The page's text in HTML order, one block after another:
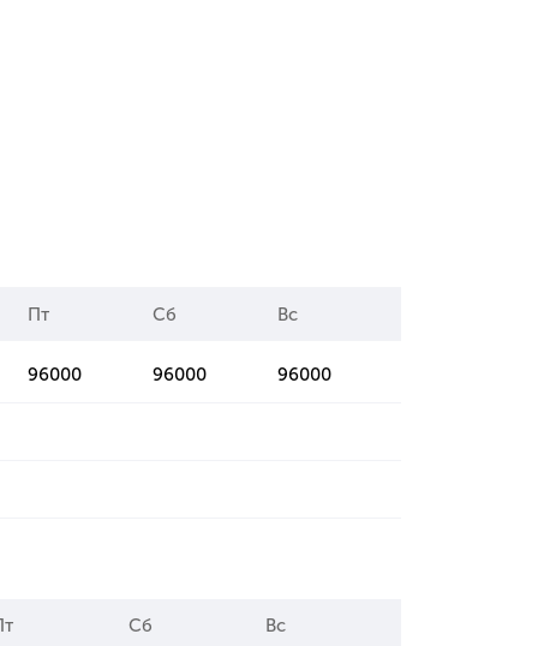
Пт Сб Вс
96000 96000 96000
Сб Вс